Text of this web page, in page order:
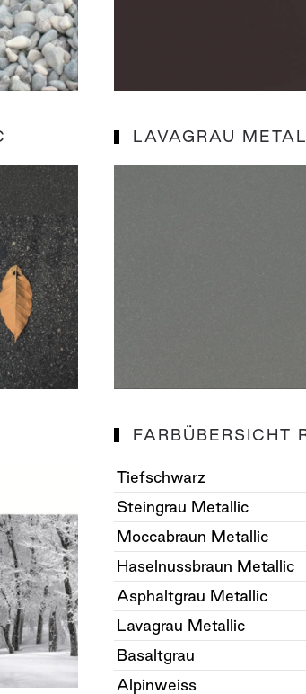
LAVAGRAU
FARBÜBERSICHT
Tiefschwarz
Steingrau Metallic
Moccabraun Metallic
Haselnussbraun Metallic
Asphaltgrau Metallic
Lavagrau Metallic
Basaltgrau
Alpinweiss